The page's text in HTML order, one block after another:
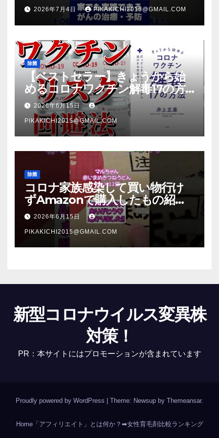
2026年7月4日 PIKAKICHI2015@GMAIL.COM
除菌
【ベストセラー】きょうから始
めるコロナワクチン解毒17の方
法【本要約】
2026年6月15日
PIKAKICHI2015@GMAIL.COM
除菌
コロナ家族感染して買い物行け
ずAmazonで購入したもの紹
介 #Shorts
2026年6月15日
PIKAKICHI2015@GMAIL.COM
新型コロナウイルス変異株
対策！
PR：本サイトにはプロモーションが含まれています
Proudly powered by WordPress | Theme: Newsup by Themeansar.
Home「アフィリエイト」とは何か？ ➡女性育毛剤比較ランキング